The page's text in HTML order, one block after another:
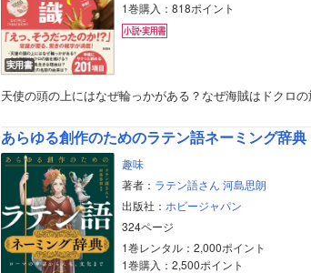
実用書
1巻購入：818ポイント
天使の頭の上にはなぜ輪っかがある？なぜ海賊はドクロ
あらゆる創作のためのラテン語ネーミング辞
趣味
著者： ラテン語さん 河島思朗
出版社： ホビージャパン
324ページ
1巻レンタル：2,000ポイント
1巻購入：2,500ポイント